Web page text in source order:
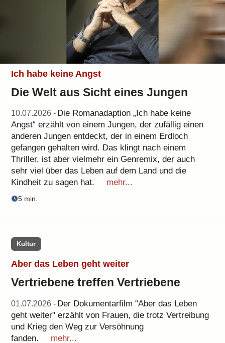
Ich habe keine Angst
Die Welt aus Sicht eines Jungen
10.07.2026 - Die Romanadaption „Ich habe keine
Angst“ erzählt von einem Jungen, der zufällig einen
anderen Jungen entdeckt, der in einem Erdloch
gefangen gehalten wird. Das klingt nach einem
Thriller, ist aber vielmehr ein Genremix, der auch
sehr viel über das Leben auf dem Land und die
Kindheit zu sagen hat.
mehr...
5 min.
Kultur
Aber das Leben geht weiter
Vertriebene treffen Vertriebene
01.07.2026 - Der Dokumentarfilm "Aber das Leben
geht weiter" erzählt von Frauen, die trotz Vertreibung
und Krieg den Weg zur Versöhnung
fanden.
mehr...